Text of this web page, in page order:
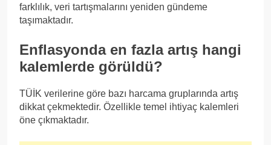
farklılık, veri tartışmalarını yeniden gündeme
taşımaktadır.
Enflasyonda en fazla artış hangi
kalemlerde görüldü?
TÜİK verilerine göre bazı harcama gruplarında artış
dikkat çekmektedir. Özellikle temel ihtiyaç kalemleri
öne çıkmaktadır.